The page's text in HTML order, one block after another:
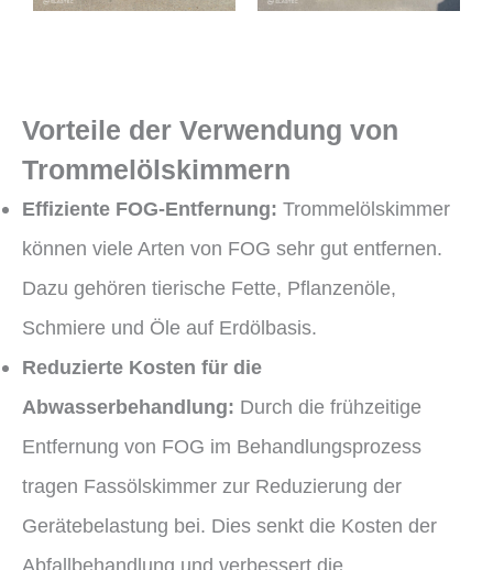
Vorteile der Verwendung von
Trommelölskimmern
Effiziente FOG-Entfernung: Trommelölskimmer
können viele Arten von FOG sehr gut entfernen.
Dazu gehören tierische Fette, Pflanzenöle,
Schmiere und Öle auf Erdölbasis.
Reduzierte Kosten für die
Abwasserbehandlung: Durch die frühzeitige
Entfernung von FOG im Behandlungsprozess
tragen Fassölskimmer zur Reduzierung der
Gerätebelastung bei. Dies senkt die Kosten der
Abfallbehandlung und verbessert die